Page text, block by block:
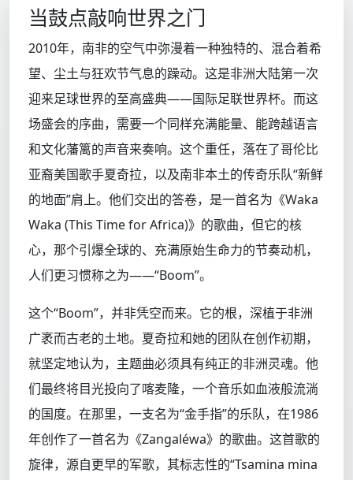
当鼓点敲响世界之门
2010年，南非的空气中弥漫着一种独特的、混合着希
望、尘土与狂欢节气息的躁动。这是非洲大陆第一次
迎来足球世界的至高盛典——国际足联世界杯。而这
场盛会的序曲，需要一个同样充满能量、能跨越语言
和文化藩篱的声音来奏响。这个重任，落在了哥伦比
亚裔美国歌手夏奇拉，以及南非本土的传奇乐队“新鲜
的地面”肩上。他们交出的答卷，是一首名为《Waka
Waka (This Time for Africa)》的歌曲，但它的核
心，那个引爆全球的、充满原始生命力的节奏动机，
人们更习惯称之为——“Boom”。
这个“Boom”，并非凭空而来。它的根，深植于非洲
广袤而古老的土地。夏奇拉和她的团队在创作初期，
就坚定地认为，主题曲必须具有纯正的非洲灵魂。他
们最终将目光投向了喀麦隆，一个音乐如血液般流淌
的国度。在那里，一支名为“金手指”的乐队，在1986
年创作了一首名为《Zangaléwa》的歌曲。这首歌的
旋律，源自更早的军歌，其标志性的“Tsamina mina